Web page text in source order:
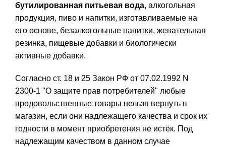
бутилированная питьевая вода, алкогольная
продукция, пиво и напитки, изготавливаемые на
его основе, безалкогольные напитки, жевательная
резинка, пищевые добавки и биологически
активные добавки.
Согласно ст. 18 и 25 Закон РФ от 07.02.1992 N
2300-1 "О защите прав потребителей" любые
продовольственные товары нельзя вернуть в
магазин, если они надлежащего качества и срок их
годности в момент приобретения не истёк. Под
надлежащим качеством в данном случае